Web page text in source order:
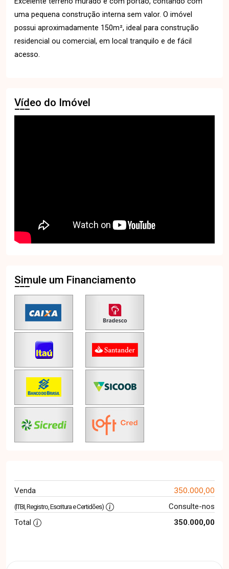
uma pequena construção interna sem valor. O imóvel
possui aproximadamente 150m², ideal para construção
residencial ou comercial, em local tranquilo e de fácil
acesso.
Vídeo do Imóvel
Simule um Financiamento
Venda 350.000,00
(ITBI, Registro, Escritura e Certidões)
Consulte-nos
Total
350.000,00